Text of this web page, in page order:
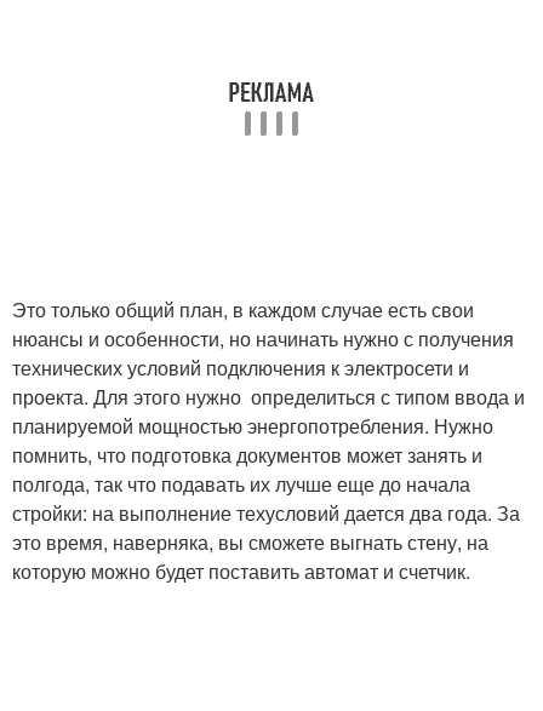
Это только общий план, в каждом случае есть свои
нюансы и особенности, но начинать нужно с получения
технических условий подключения к электросети и
проекта. Для этого нужно определиться с типом ввода и
планируемой мощностью энергопотребления. Нужно
помнить, что подготовка документов может занять и
полгода, так что подавать их лучше еще до начала
стройки: на выполнение техусловий дается два года. За
это время, наверняка, вы сможете выгнать стену, на
которую можно будет поставить автомат и счетчик.